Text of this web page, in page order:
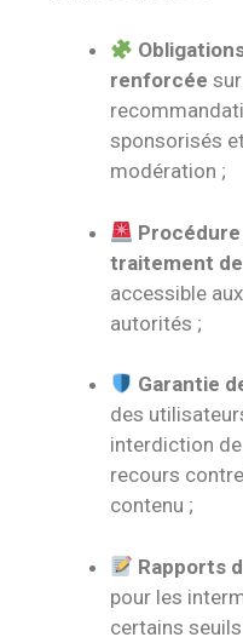
renforcée
sponsorisés
modération ;
traitement
accessible
autorités ;
Garantie
des
interdiction
recours
contenu ;
Rapports
pour les
certains